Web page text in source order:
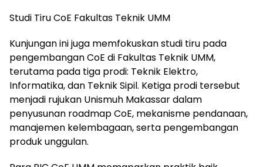
Studi Tiru CoE Fakultas Teknik UMM
Kunjungan ini juga memfokuskan studi tiru pada
pengembangan CoE di Fakultas Teknik UMM,
terutama pada tiga prodi: Teknik Elektro,
Informatika, dan Teknik Sipil. Ketiga prodi tersebut
menjadi rujukan Unismuh Makassar dalam
penyusunan roadmap CoE, mekanisme pendanaan,
manajemen kelembagaan, serta pengembangan
produk unggulan.